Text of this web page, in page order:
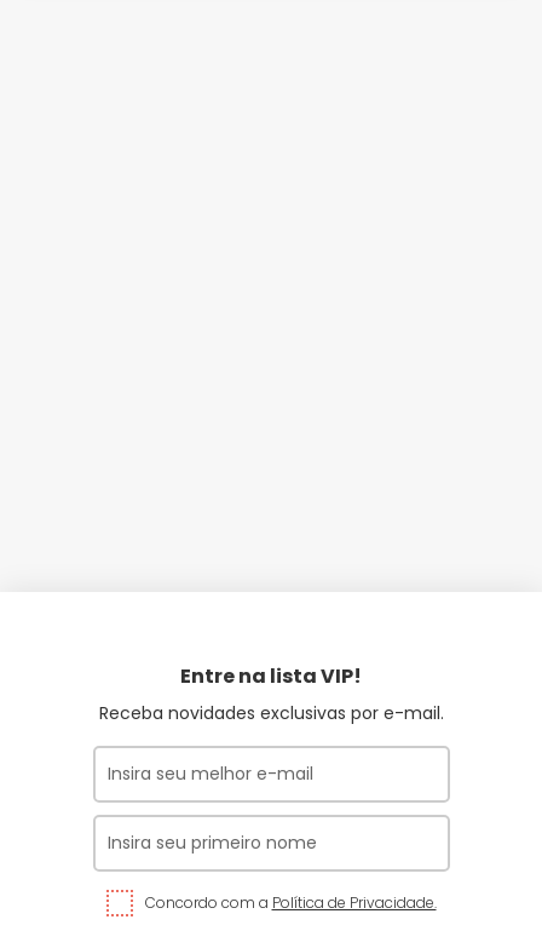
Entre na lista VIP!
Receba novidades exclusivas por e-mail.
Concordo com a Política de Privacidade.